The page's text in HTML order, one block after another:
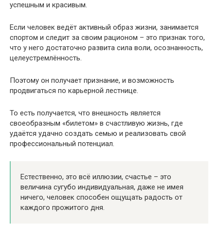
успешным и красивым.
Если человек ведёт активный образ жизни, занимается
спортом и следит за своим рационом – это признак того,
что у него достаточно развита сила воли, осознанность,
целеустремлённость.
Поэтому он получает признание, и возможность
продвигаться по карьерной лестнице.
То есть получается, что внешность является
своеобразным «билетом» в счастливую жизнь, где
удаётся удачно создать семью и реализовать свой
профессиональный потенциал.
Естественно, это всё иллюзии, счастье – это
величина сугубо индивидуальная, даже не имея
ничего, человек способен ощущать радость от
каждого прожитого дня.